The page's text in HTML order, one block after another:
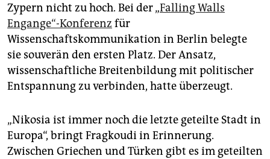
genossenschaft
epaper login
Zypern nicht zu hoch. Bei der „Falling Walls
Engange“-Konferenz für
Wissenschaftskommunikation in Berlin belegte
sie souverän den ersten Platz. Der Ansatz,
wissenschaftliche Breitenbildung mit politischer
Entspannung zu verbinden, hatte überzeugt.
„Nikosia ist immer noch die letzte geteilte Stadt in
Europa“, bringt Fragkoudi in Erinnerung.
Zwischen Griechen und Türken gibt es im geteilten